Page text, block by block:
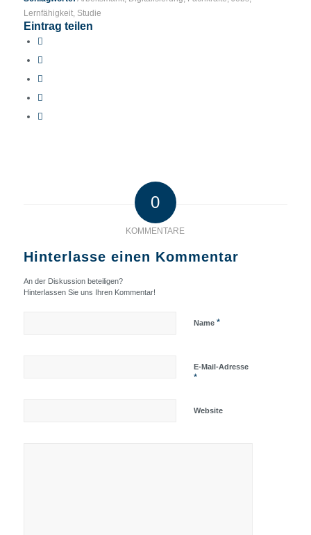
Lernfähigkeit, Studie
Eintrag teilen
0
KOMMENTARE
Hinterlasse einen Kommentar
An der Diskussion beteiligen?
Hinterlassen Sie uns Ihren Kommentar!
Name *
E-Mail-Adresse
*
Website